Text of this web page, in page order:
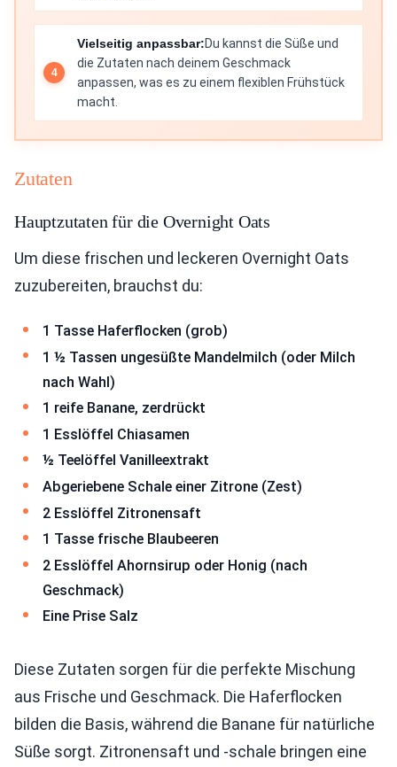
Vielseitig anpassbar:Du kannst die Süße und
die Zutaten nach deinem Geschmack
anpassen, was es zu einem flexiblen Frühstück
macht.
Zutaten
Hauptzutaten für die Overnight Oats
Um diese frischen und leckeren Overnight Oats
zuzubereiten, brauchst du:
1 Tasse Haferflocken (grob)
1 ½ Tassen ungesüßte Mandelmilch (oder Milch
nach Wahl)
1 reife Banane, zerdrückt
1 Esslöffel Chiasamen
½ Teelöffel Vanilleextrakt
Abgeriebene Schale einer Zitrone (Zest)
2 Esslöffel Zitronensaft
1 Tasse frische Blaubeeren
2 Esslöffel Ahornsirup oder Honig (nach
Geschmack)
Eine Prise Salz
Diese Zutaten sorgen für die perfekte Mischung
aus Frische und Geschmack. Die Haferflocken
bilden die Basis, während die Banane für natürliche
Süße sorgt. Zitronensaft und -schale bringen eine